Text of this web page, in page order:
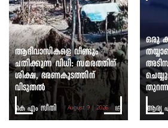
ആദിവാസികളെ വീണ്ടും
ചതിക്കുന്ന വിധി: സമരത്തിന്
ശിക്ഷ, ഭരണകൂടത്തിന്
വിടുതൽ
കെ എം സീതി August 9 | 2026
ഒരു
ആര്യ